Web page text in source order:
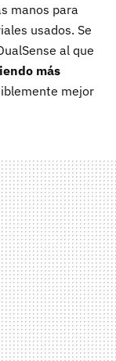
manos para
usados. Se
al que
más
mejor